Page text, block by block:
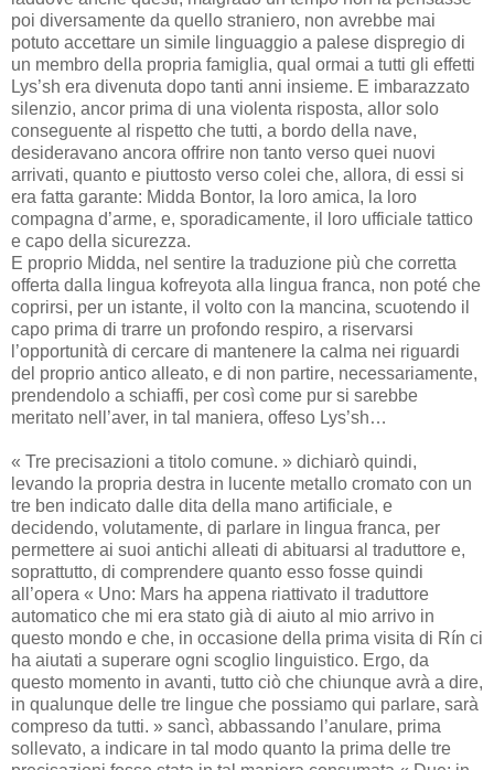
poi diversamente da quello straniero, non avrebbe mai
potuto accettare un simile linguaggio a palese dispregio di
un membro della propria famiglia, qual ormai a tutti gli effetti
Lys’sh era divenuta dopo tanti anni insieme. E imbarazzato
silenzio, ancor prima di una violenta risposta, allor solo
conseguente al rispetto che tutti, a bordo della nave,
desideravano ancora offrire non tanto verso quei nuovi
arrivati, quanto e piuttosto verso colei che, allora, di essi si
era fatta garante: Midda Bontor, la loro amica, la loro
compagna d’arme, e, sporadicamente, il loro ufficiale tattico
e capo della sicurezza.
E proprio Midda, nel sentire la traduzione più che corretta
offerta dalla lingua kofreyota alla lingua franca, non poté che
coprirsi, per un istante, il volto con la mancina, scuotendo il
capo prima di trarre un profondo respiro, a riservarsi
l’opportunità di cercare di mantenere la calma nei riguardi
del proprio antico alleato, e di non partire, necessariamente,
prendendolo a schiaffi, per così come pur si sarebbe
meritato nell’aver, in tal maniera, offeso Lys’sh…
« Tre precisazioni a titolo comune. » dichiarò quindi,
levando la propria destra in lucente metallo cromato con un
tre ben indicato dalle dita della mano artificiale, e
decidendo, volutamente, di parlare in lingua franca, per
permettere ai suoi antichi alleati di abituarsi al traduttore e,
soprattutto, di comprendere quanto esso fosse quindi
all’opera « Uno: Mars ha appena riattivato il traduttore
automatico che mi era stato già di aiuto al mio arrivo in
questo mondo e che, in occasione della prima visita di Rín ci
ha aiutati a superare ogni scoglio linguistico. Ergo, da
questo momento in avanti, tutto ciò che chiunque avrà a dire,
in qualunque delle tre lingue che possiamo qui parlare, sarà
compreso da tutti. » sancì, abbassando l’anulare, prima
sollevato, a indicare in tal modo quanto la prima delle tre